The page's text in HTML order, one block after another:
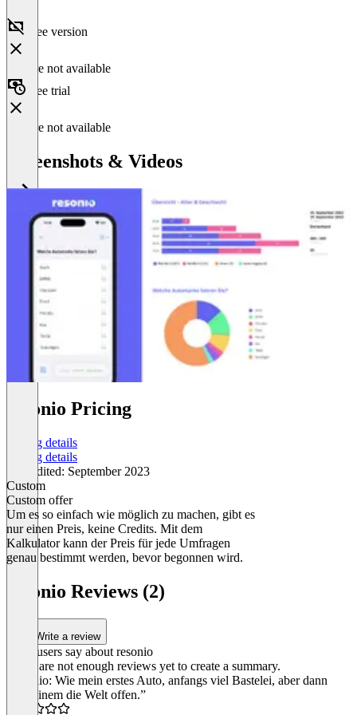
Free version
Feature not available
Free trial
Feature not available
Screenshots & Videos
resonio Pricing
Pricing details
Pricing details
Last edited: September 2023
Custom
Custom offer
Um es so einfach wie möglich zu machen, gibt es
nur einen Preis, keine Credits. Mit dem
Kalkulator kann der Preis für jede Umfragen
genau bestimmt werden, bevor begonnen wird.
resonio Reviews (2)
Write a review
What users say about resonio
There are not enough reviews yet to create a summary.
“resonio: Wie mein erstes Auto, anfangs viel Bastelei, aber dann
steht einem die Welt offen.”